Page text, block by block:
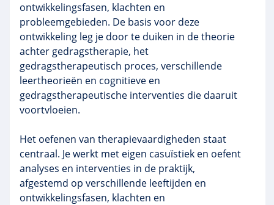
ontwikkelingsfasen, klachten en
probleemgebieden. De basis voor deze
ontwikkeling leg je door te duiken in de theorie
achter gedragstherapie, het
gedragstherapeutisch proces, verschillende
leertheorieën en cognitieve en
gedragstherapeutische interventies die daaruit
voortvloeien.
Het oefenen van therapievaardigheden staat
centraal. Je werkt met eigen casuïstiek en oefent
analyses en interventies in de praktijk,
afgestemd op verschillende leeftijden en
ontwikkelingsfasen, klachten en